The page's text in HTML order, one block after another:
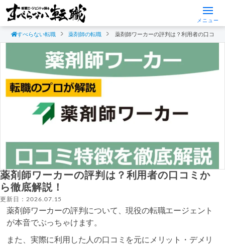
メニュー
すべらない転職 薬剤師の転職 薬剤師ワーカーの評判は？利用者の口コミ
薬剤師ワーカーの評判は？利用者の口コミか
ら徹底解説！
更新日：2026.07.15
薬剤師ワーカーの評判について、現役の転職エージェント
が本音でぶっちゃけます。
また、実際に利用した人の口コミを元にメリット・デメリ